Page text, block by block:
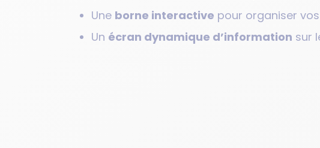
Une borne interactive pour organiser
Un écran dynamique d’information sur